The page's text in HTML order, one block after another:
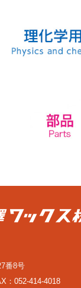
番8号
：052-414-4018